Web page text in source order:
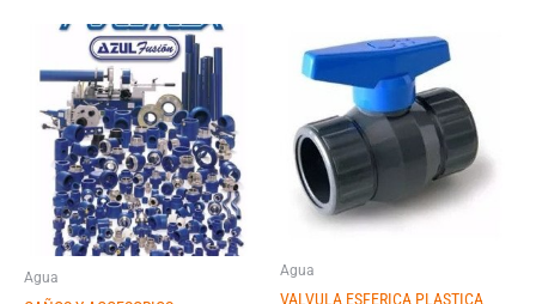
Agua Agua
VALVULA ESFERICA PLASTICA